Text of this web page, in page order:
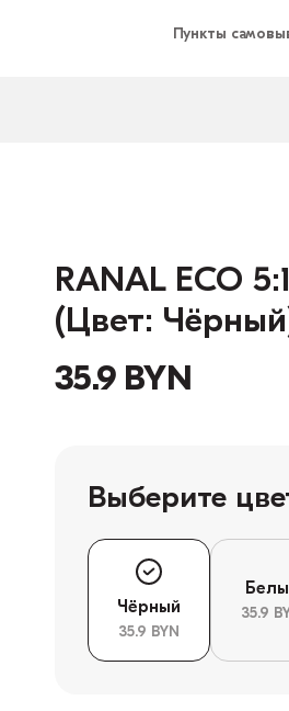
Пункты
RANAL ECO
(Цвет:
35.9 BYN
Выберите
Чёрный
35.9 BYN
35.9